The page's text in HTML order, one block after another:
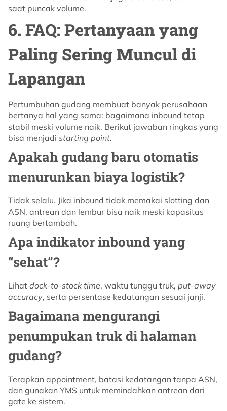
saat puncak volume.
6. FAQ: Pertanyaan yang
Paling Sering Muncul di
Lapangan
Pertumbuhan gudang membuat banyak perusahaan
bertanya hal yang sama: bagaimana inbound tetap
stabil meski volume naik. Berikut jawaban ringkas yang
bisa menjadi starting point.
Apakah gudang baru otomatis
menurunkan biaya logistik?
Tidak selalu. Jika inbound tidak memakai slotting dan
ASN, antrean dan lembur bisa naik meski kapasitas
ruang bertambah.
Apa indikator inbound yang
“sehat”?
Lihat dock-to-stock time, waktu tunggu truk, put-away
accuracy, serta persentase kedatangan sesuai janji.
Bagaimana mengurangi
penumpukan truk di halaman
gudang?
Terapkan appointment, batasi kedatangan tanpa ASN,
dan gunakan YMS untuk memindahkan antrean dari
gate ke sistem.